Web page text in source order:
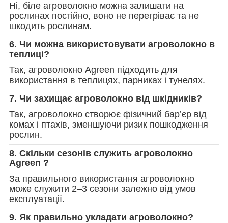
Ні, біле агроволокно можна залишати на
рослинах постійно, воно не перегріває та не
шкодить рослинам.
6. Чи можна використовувати агроволокно в
теплиці?
Так, агроволокно Agreen підходить для
використання в теплицях, парниках і тунелях.
7. Чи захищає агроволокно від шкідників?
Так, агроволокно створює фізичний барʼєр від
комах і птахів, зменшуючи ризик пошкодження
рослин.
8. Скільки сезонів служить агроволокно
Agreen ?
За правильного використання агроволокно
може служити 2–3 сезони залежно від умов
експлуатації.
9. Як правильно укладати агроволокно?